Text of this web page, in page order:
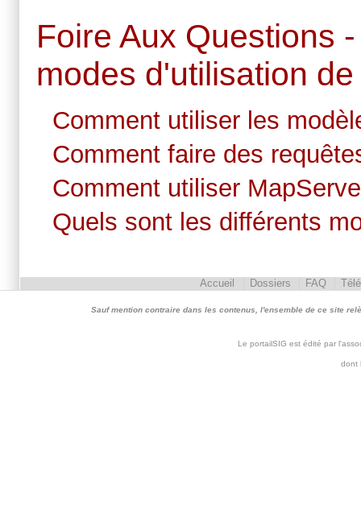
Foire Aux Questions
modes d'utilisation
Comment utiliser les
Comment faire des
Comment utiliser
Quels sont les différents
Accueil Dossiers FAQ
Sauf mention contraire dans les contenus, l'ensemble de ce site
Le portailSIG est édité par
dont